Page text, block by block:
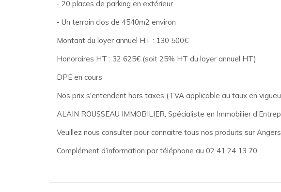
- 20 places de parking en extérieur
- Un terrain clos de 4540m2 environ
Montant du loyer annuel HT : 130 500€
Honoraires HT : 32 625€ (soit 25% HT du loyer annuel HT)
DPE en cours
Nos prix s'entendent hors taxes (TVA applicable au taux en
ALAIN ROUSSEAU IMMOBILIER, Spécialiste en Immobilier
Veuillez nous consulter pour connaitre tous nos produits sur
Complément d’information par téléphone au 02 41 24 13 70